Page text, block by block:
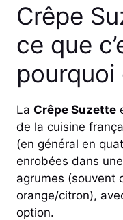
Crêpe
ce que
pourquoi
La Crêpe Suzette
de la cuisine
(en général en
enrobées dans
agrumes (souvent
orange/citron),
option.